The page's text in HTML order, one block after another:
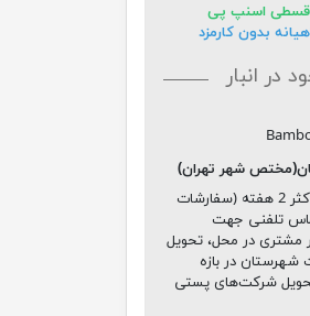
قسطی اسنپ پی
در انبار
شهر تهران)
حداکثر 2 هفته (سفارشات
تلفنی جهت
مشتری در محل، تحویل
شهرستان در بازه
شرکت‌های پستی